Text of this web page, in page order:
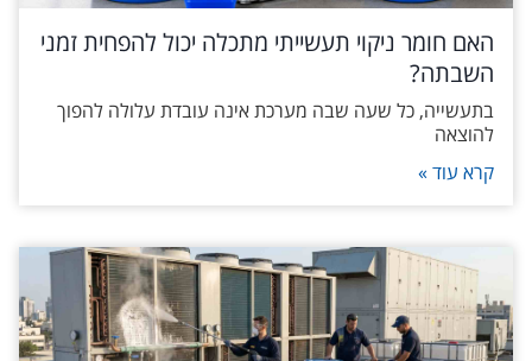
האם חומר ניקוי תעשייתי מתכלה יכול להפחית זמני
השבתה?
בתעשייה, כל שעה שבה מערכת אינה עובדת עלולה להפוך
להוצאה
קרא עוד »